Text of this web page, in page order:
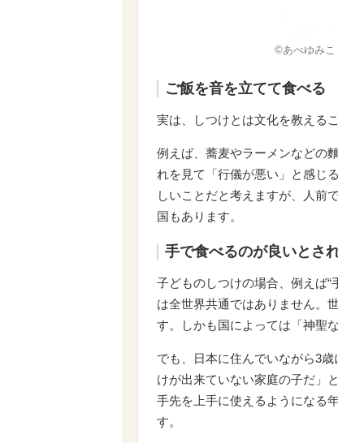
©あべゆみこ
ご飯を音を立てて食べる
実は、しつけとは文化を教える
例えば、蕎麦やラーメンなどの
れを見て「行儀が悪い」と感じ
しいことだと考えますが、人前
国もあります。
手で食べるのが良いとさ
子どものしつけの場合、例えば
は全世界共通ではありません。
す。しかも国によっては「神聖
でも、日本に住んでいながら3
けが出来ていない家庭の子だ」
手先を上手に使えるようになる
す。